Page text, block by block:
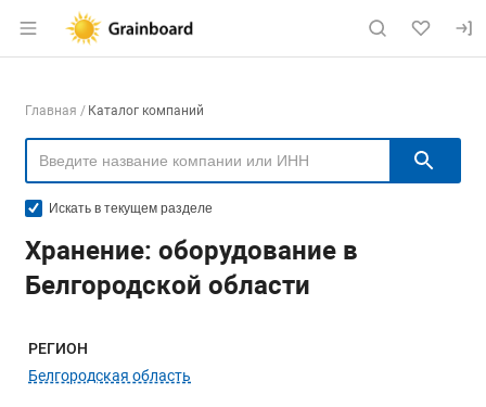
Раздел навигации по сайту
Навигация по компаниям
Главная Каталог компаний
Искать в текущем разделе
Хранение: оборудование в
Белгородской области
Меню навигации
РЕГИОН
Белгородская область